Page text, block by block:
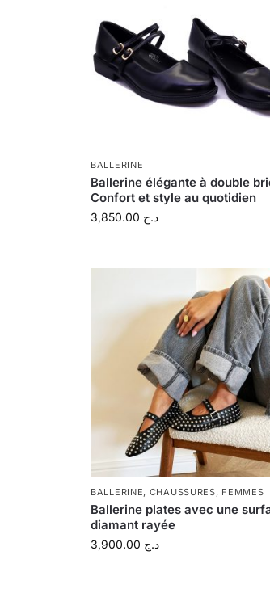
BALLERINE
Ballerine élégante à double
Confort et style au quotidien
د.ج
BALLERINE CHAUSSURES FEMMES
Ballerine plates avec une
diamant rayée
د.ج